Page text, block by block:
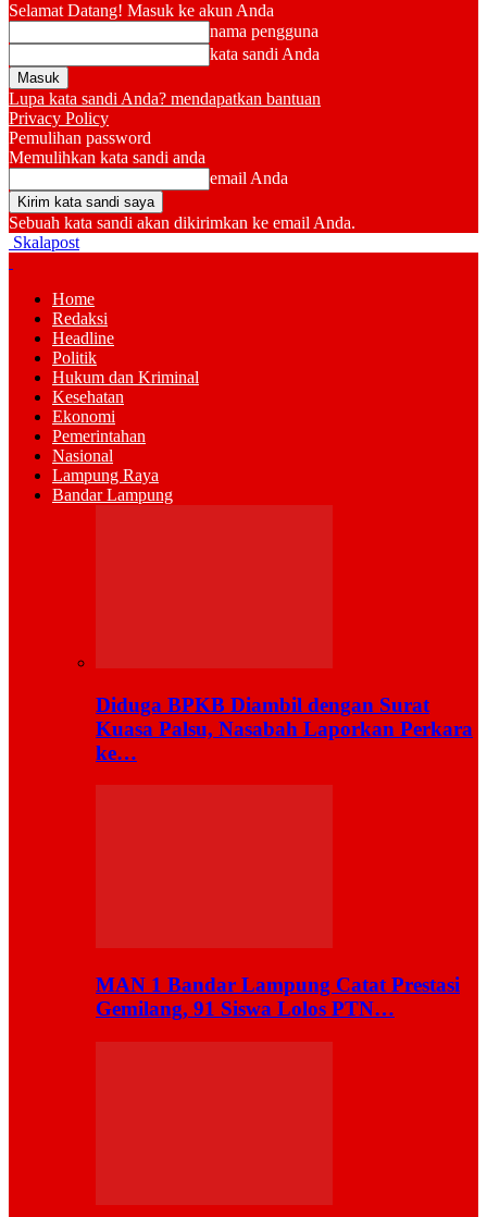
Selamat Datang! Masuk ke akun Anda
nama pengguna
kata sandi Anda
Lupa kata sandi Anda? mendapatkan bantuan
Privacy Policy
Pemulihan password
Memulihkan kata sandi anda
email Anda
Sebuah kata sandi akan dikirimkan ke email Anda.
Skalapost
Home
Redaksi
Headline
Politik
Hukum dan Kriminal
Kesehatan
Ekonomi
Pemerintahan
Nasional
Lampung Raya
Bandar Lampung
Diduga BPKB Diambil dengan Surat
Kuasa Palsu, Nasabah Laporkan Perkara
ke…
MAN 1 Bandar Lampung Catat Prestasi
Gemilang, 91 Siswa Lolos PTN…